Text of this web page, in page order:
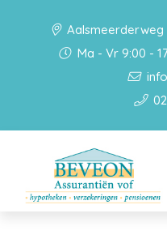
Aalsmeerderweg
Ma - Vr 9:00 -